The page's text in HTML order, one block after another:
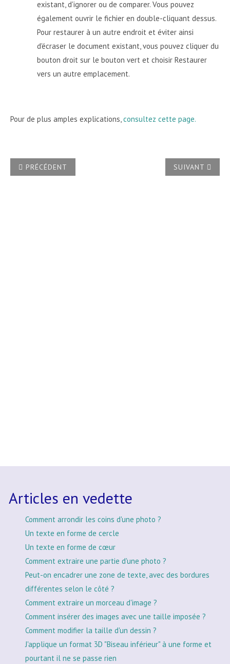
existant, d'ignorer ou de comparer. Vous pouvez
également ouvrir le fichier en double-cliquant dessus.
Pour restaurer à un autre endroit et éviter ainsi
d'écraser le document existant, vous pouvez cliquer du
bouton droit sur le bouton vert et choisir Restaurer
vers un autre emplacement.
Pour de plus amples explications,consultez cette page.
ARTICLE PRÉCÉDENT : COMMENT RÉCUPÉRER UN
PRÉCÉDENT ARTICLE
SUIVANT
Articles en vedette
Comment arrondir les coins d'une photo ?
Un texte en forme de cercle
Un texte en forme de cœur
Comment extraire une partie d'une photo ?
Peut-on encadrer une zone de texte, avec des bordures
différentes selon le côté ?
Comment extraire un morceau d'image ?
Comment insérer des images avec une taille imposée ?
Comment modifier la taille d'un dessin ?
J'applique un format 3D "Biseau inférieur" à une forme et
pourtant il ne se passe rien